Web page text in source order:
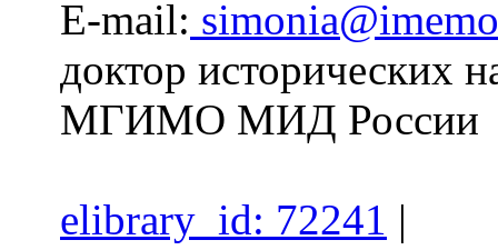
E-mail:
доктор исторических
МГИМО МИД России
elibrary_id: 72241 |